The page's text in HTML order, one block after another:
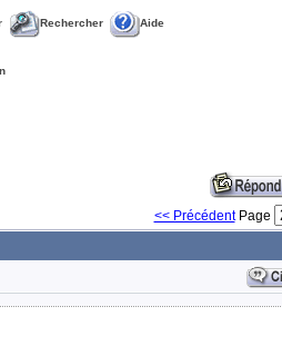
Rechercher Aide
<< PrécédentPage